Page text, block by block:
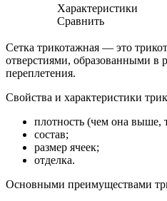
Характеристики
Сравнить
Сетка трикотажная — это
отверстиями, образованными в
переплетения.
Свойства и характеристики
плотность (чем она выше,
состав;
размер ячеек;
отделка.
Основными преимуществами